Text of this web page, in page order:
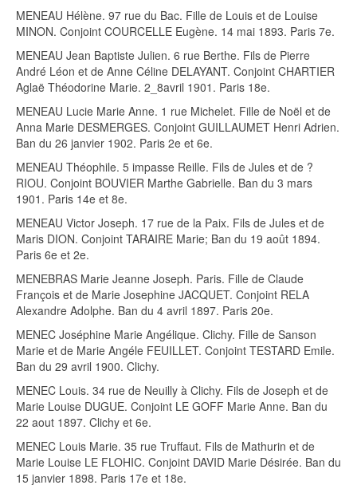
MENEAU Hélène. 97 rue du Bac. Fille de Louis et de Louise
MINON. Conjoint COURCELLE Eugène. 14 mai 1893. Paris 7e.
MENEAU Jean Baptiste Julien. 6 rue Berthe. Fils de Pierre
André Léon et de Anne Céline DELAYANT. Conjoint CHARTIER
Aglaë Théodorine Marie. 2_8avril 1901. Paris 18e.
MENEAU Lucie Marie Anne. 1 rue Michelet. Fille de Noël et de
Anna Marie DESMERGES. Conjoint GUILLAUMET Henri Adrien.
Ban du 26 janvier 1902. Paris 2e et 6e.
MENEAU Théophile. 5 impasse Reille. Fils de Jules et de ?
RIOU. Conjoint BOUVIER Marthe Gabrielle. Ban du 3 mars
1901. Paris 14e et 8e.
MENEAU Victor Joseph. 17 rue de la Paix. Fils de Jules et de
Maris DION. Conjoint TARAIRE Marie; Ban du 19 août 1894.
Paris 6e et 2e.
MENEBRAS Marie Jeanne Joseph. Paris. Fille de Claude
François et de Marie Josephine JACQUET. Conjoint RELA
Alexandre Adolphe. Ban du 4 avril 1897. Paris 20e.
MENEC Joséphine Marie Angélique. Clichy. Fille de Sanson
Marie et de Marie Angéle FEUILLET. Conjoint TESTARD Emile.
Ban du 29 avril 1900. Clichy.
MENEC Louis. 34 rue de Neuilly à Clichy. Fils de Joseph et de
Marie Louise DUGUE. Conjoint LE GOFF Marie Anne. Ban du
22 aout 1897. Clichy et 6e.
MENEC Louis Marie. 35 rue Truffaut. Fils de Mathurin et de
Marie Louise LE FLOHIC. Conjoint DAVID Marie Désirée. Ban du
15 janvier 1898. Paris 17e et 18e.